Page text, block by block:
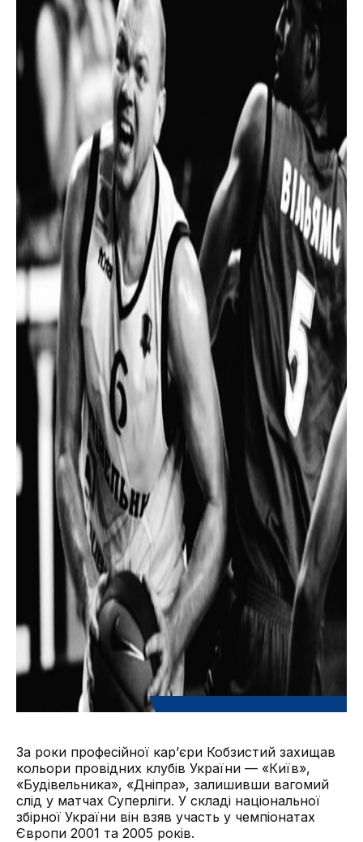
За роки професійної кар’єри Кобзистий захищав
кольори провідних клубів України — «Київ»,
«Будівельника», «Дніпра», залишивши вагомий
слід у матчах Суперліги. У складі національної
збірної України він взяв участь у чемпіонатах
Європи 2001 та 2005 років.